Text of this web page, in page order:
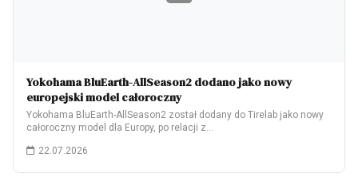
Yokohama BluEarth-AllSeason2 dodano jako nowy
europejski model całoroczny
Yokohama BluEarth-AllSeason2 został dodany do Tirelab jako nowy
całoroczny model dla Europy, po relacji z…
22.07.2026